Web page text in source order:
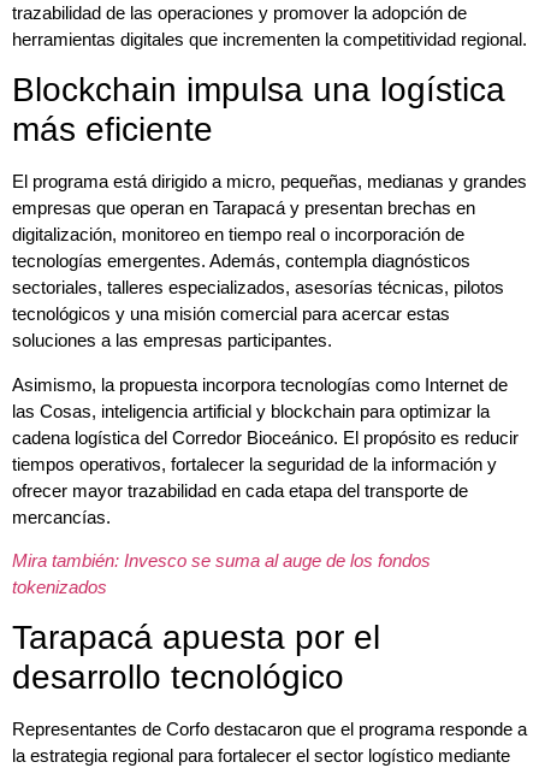
trazabilidad de las operaciones y promover la adopción de
herramientas digitales que incrementen la competitividad regional.
Blockchain impulsa una logística
más eficiente
El programa está dirigido a micro, pequeñas, medianas y grandes
empresas que operan en Tarapacá y presentan brechas en
digitalización, monitoreo en tiempo real o incorporación de
tecnologías emergentes. Además, contempla diagnósticos
sectoriales, talleres especializados, asesorías técnicas, pilotos
tecnológicos y una misión comercial para acercar estas
soluciones a las empresas participantes.
Asimismo, la propuesta incorpora tecnologías como Internet de
las Cosas, inteligencia artificial y blockchain para optimizar la
cadena logística del Corredor Bioceánico. El propósito es reducir
tiempos operativos, fortalecer la seguridad de la información y
ofrecer mayor trazabilidad en cada etapa del transporte de
mercancías.
Mira también: Invesco se suma al auge de los fondos
tokenizados
Tarapacá apuesta por el
desarrollo tecnológico
Representantes de Corfo destacaron que el programa responde a
la estrategia regional para fortalecer el sector logístico mediante